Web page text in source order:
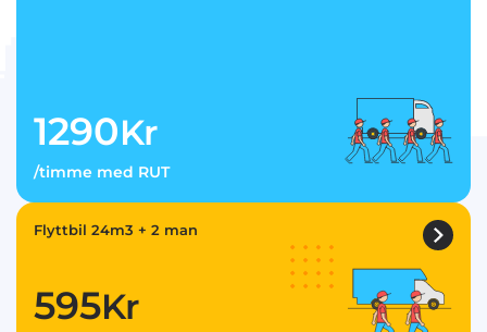
1290Kr
/timme med RUT
Flyttbil 24m3 + 2 man
595Kr